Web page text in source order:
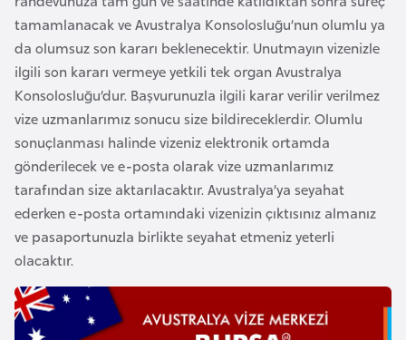
tamamlanacak ve Avustralya Konsolosluğu’nun olumlu ya
da olumsuz son kararı beklenecektir. Unutmayın vizenizle
ilgili son kararı vermeye yetkili tek organ Avustralya
Konsolosluğu’dur. Başvurunuzla ilgili karar verilir verilmez
vize uzmanlarımız sonucu size bildireceklerdir. Olumlu
sonuçlanması halinde vizeniz elektronik ortamda
gönderilecek ve e-posta olarak vize uzmanlarımız
tarafından size aktarılacaktır. Avustralya’ya seyahat
ederken e-posta ortamındaki vizenizin çıktısınız almanız
ve pasaportunuzla birlikte seyahat etmeniz yeterli
olacaktır.
ş
F
i
n